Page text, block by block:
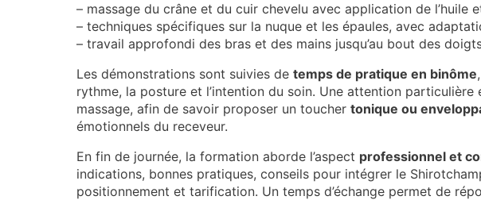
– massage du crâne et du cuir chevelu avec application de l’huile
– techniques spécifiques sur la nuque et les épaules, avec
– travail approfondi des bras et des mains jusqu’au bout des
Les démonstrations sont suivies de temps de pratique en binôme
rythme, la posture et l’intention du soin. Une attention particulière
massage, afin de savoir proposer un toucher tonique ou
émotionnels du receveur.
En fin de journée, la formation aborde l’aspect professionnel et
indications, bonnes pratiques, conseils pour intégrer le
positionnement et tarification. Un temps d’échange permet de